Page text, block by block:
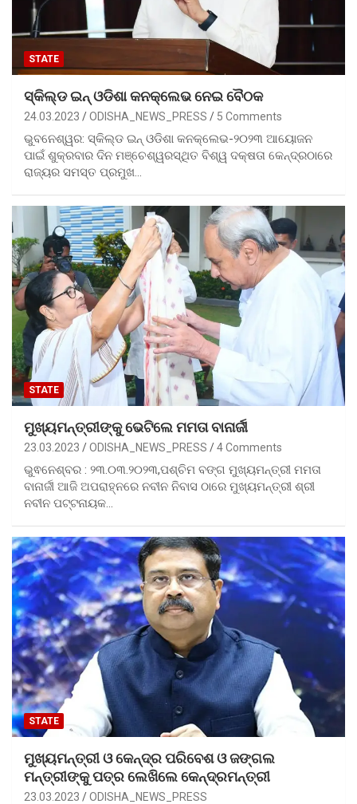
STATE
ସ୍କିଲ୍ଡ ଇନ୍‌ ଓଡିଶା କନକ୍ଲେଭ ନେଇ ବୈଠକ
24.03.2023 ODISHA_NEWS_PRESS 5 Comments
ଭୁବନେଶ୍ୱର: ସ୍କିଲ୍ଡ ଇନ୍‌ ଓଡିଶା କନକ୍ଲେଭ-୨୦୨୩ ଆୟୋଜନ
ପାଇଁ ଶୁକ୍ରବାର ଦିନ ମଞ୍ଚେଶ୍ୱରସ୍ଥିତ ବିଶ୍ୱ ଦକ୍ଷତା କେନ୍ଦ୍ରଠାରେ
ରାଜ୍ୟର ସମସ୍ତ ପ୍ରମୁଖ…
STATE
ମୁଖ୍ୟମନ୍ତ୍ରୀଙ୍କୁ ଭେଟିଲେ ମମତା ବାନାର୍ଜୀ
23.03.2023 ODISHA_NEWS_PRESS 4 Comments
ଭୁଵନେଶ୍ବର : ୨୩.୦୩.୨୦୨୩,ପଶ୍ଚିମ ବଙ୍ଗ ମୁଖ୍ୟମନ୍ତ୍ରୀ ମମତା
ବାନାର୍ଜୀ ଆଜି ଅପରାହ୍ନରେ ନବୀନ ନିବାସ ଠାରେ ମୁଖ୍ୟମନ୍ତ୍ରୀ ଶ୍ରୀ
ନବୀନ ପଟ୍ଟନାୟକ…
STATE
ମୁଖ୍ୟମନ୍ତ୍ରୀ ଓ କେନ୍ଦ୍ର ପରିବେଶ ଓ ଜଙ୍ଗଲ
ମନ୍ତ୍ରୀଙ୍କୁ ପତ୍ର ଲେଖିଲେ କେନ୍ଦ୍ରମନ୍ତ୍ରୀ
23.03.2023 ODISHA_NEWS_PRESS